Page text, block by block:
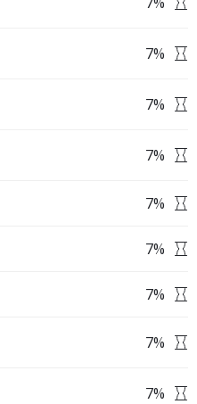
7%
7%
7%
7%
7%
7%
7%
7%